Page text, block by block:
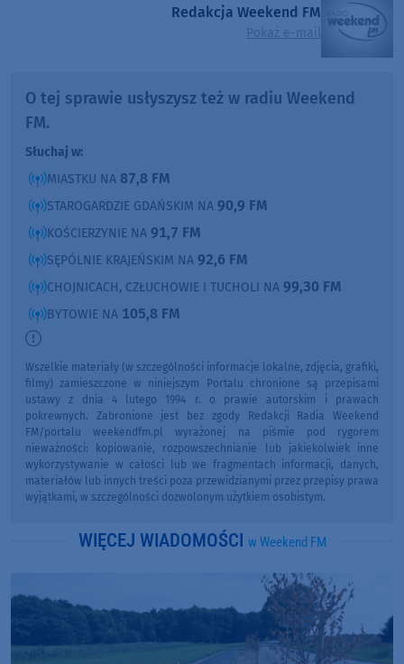
Redakcja Weekend FM
Pokaż e-mail
O tej sprawie usłyszysz też w radiu Weekend
FM.
Słuchaj w:
MIASTKU NA 87,8 FM
STAROGARDZIE GDAŃSKIM NA 90,9 FM
KOŚCIERZYNIE NA 91,7 FM
SĘPÓLNIE KRAJEŃSKIM NA 92,6 FM
CHOJNICACH, CZŁUCHOWIE I TUCHOLI NA 99,30 FM
BYTOWIE NA 105,8 FM
Wszelkie materiały (w szczególności informacje lokalne, zdjęcia, grafiki,
filmy) zamieszczone w niniejszym Portalu chronione są przepisami
ustawy z dnia 4 lutego 1994 r. o prawie autorskim i prawach
pokrewnych. Zabronione jest bez zgody Redakcji Radia Weekend
FM/portalu weekendfm.pl wyrażonej na piśmie pod rygorem
nieważności: kopiowanie, rozpowszechnianie lub jakiekolwiek inne
wykorzystywanie w całości lub we fragmentach informacji, danych,
materiałów lub innych treści poza przewidzianymi przez przepisy prawa
wyjątkami, w szczególności dozwolonym użytkiem osobistym.
WIĘCEJ WIADOMOŚCI w Weekend FM